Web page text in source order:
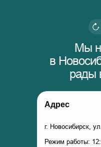
Мы
в
рады
Адрес
г. Новосибирск,
Режим работы: